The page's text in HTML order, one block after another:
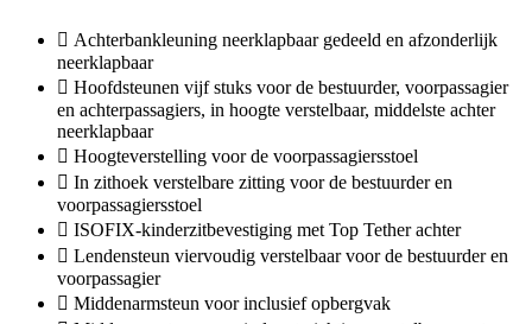
Achterbankleuning neerklapbaar gedeeld en afzonderlijk
neerklapbaar
Hoofdsteunen vijf stuks voor de bestuurder, voorpassagier
en achterpassagiers, in hoogte verstelbaar, middelste achter
neerklapbaar
Hoogteverstelling voor de voorpassagiersstoel
In zithoek verstelbare zitting voor de bestuurder en
voorpassagiersstoel
ISOFIX-kinderzitbevestiging met Top Tether achter
Lendensteun viervoudig verstelbaar voor de bestuurder en
voorpassagier
Middenarmsteun voor inclusief opbergvak